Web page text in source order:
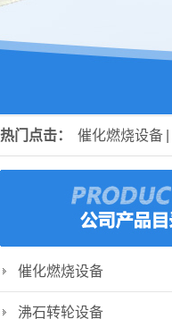
热门点击： 催化燃烧设备
催化燃烧设备
沸石转轮设备